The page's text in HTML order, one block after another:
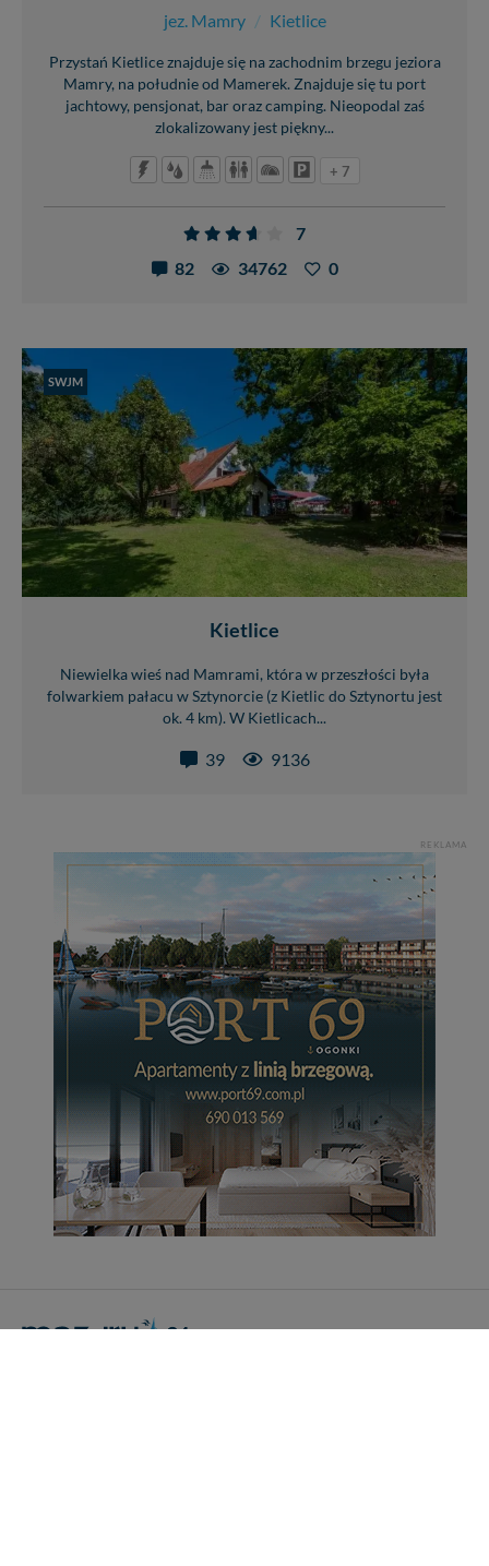
jez. Mamry / Kietlice
Przystań Kietlice znajduje się na zachodnim brzegu jeziora
Mamry, na południe od Mamerek. Znajduje się tu port
jachtowy, pensjonat, bar oraz camping. Nieopodal zaś
zlokalizowany jest piękny...
+ 7
7
82
34762 0
SWJM
Kietlice
Niewielka wieś nad Mamrami, która w przeszłości była
folwarkiem pałacu w Sztynorcie (z Kietlic do Sztynortu jest
ok. 4 km). W Kietlicach...
39 9136
REKLAMA